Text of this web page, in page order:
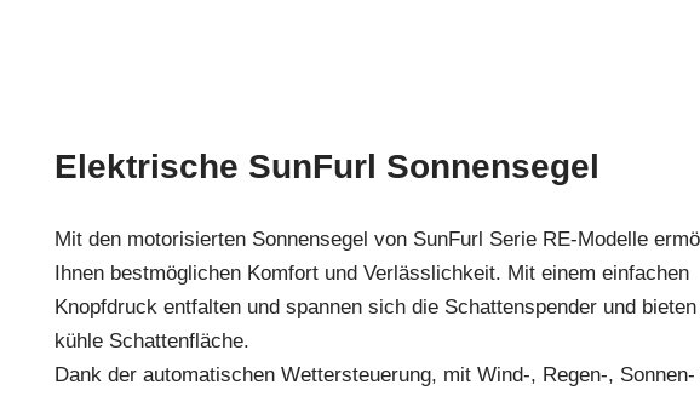
Elektrische SunFurl Sonnensegel
Mit den motorisierten Sonnensegel von SunFurl Serie RE-Modelle
Ihnen bestmöglichen Komfort und Verlässlichkeit. Mit einem einfachen
Knopfdruck entfalten und spannen sich die Schattenspender und
kühle Schattenfläche.
Dank der automatischen Wettersteuerung, mit Wind-, Regen-, Sonnen-